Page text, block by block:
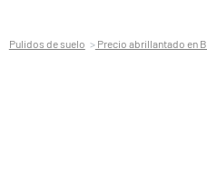
Pulidos de suelo Precio abrillantado en